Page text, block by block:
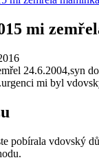
mi
24.6.2004,syn
mi byl
pobírala vdovský